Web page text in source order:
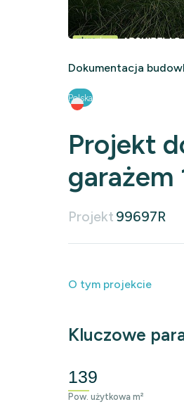
Dokumentacja
Polska
Projekt
Projekt 99697R
O tym projekcie
Kluczowe
139
Pow. użytkowa m²